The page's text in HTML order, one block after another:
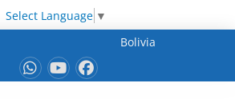
Select Language ▼
Bolivia